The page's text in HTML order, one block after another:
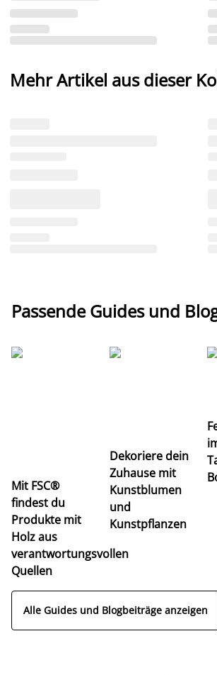
Mehr Artikel aus dieser
Passende Guides und
Mit FSC®
findest du
Produkte mit
Holz aus
verantwortungsvollen
Quellen
Dekoriere dein
Zuhause mit
Kunstblumen
und
Kunstpflanzen
Alle Guides und Blogbeiträge anzeigen